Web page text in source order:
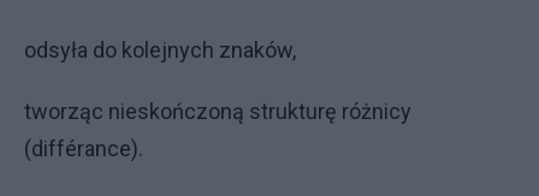
odsyła do kolejnych znaków,
tworząc nieskończoną strukturę różnicy
(différance).